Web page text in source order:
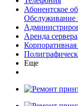
Абонентское
Обслуживание
Аренда сервера
Корпоративная
Еще